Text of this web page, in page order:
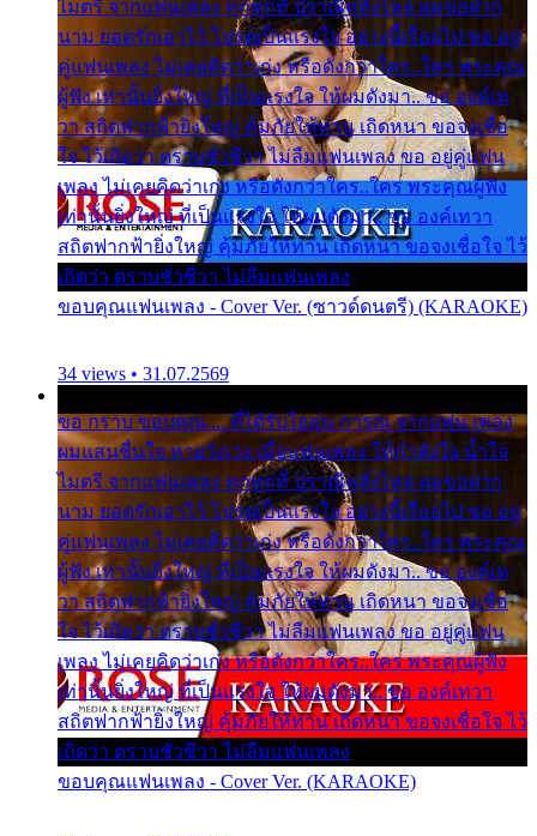
ไมตรี จากแฟนเพลง ทุกทุกที่ ปราณีหลั่งไหล ผมขอฝาก
นาม ยอดรักเอาไว้ โปรดเป็นแรงใจ อย่างนี้เรื่อยไป ขอ อยู่
คู่แฟนเพลง ไม่เคยคิดว่าเก่ง หรือดังกว่าใคร..ใคร พระคุณ
ผู้ฟัง เท่านั้นยิ่งใหญ่ ที่เป็นแรงใจ ให้ผมดังมา.. ขอ องค์เท
วา สถิตฟากฟ้ายิ่งใหญ่ คุ้มภัยให้ท่าน เถิดหนา ขอจงเชื่อ
ใจ ไว้เถิดว่า ตราบชั่วชีวา ไม่ลืมแฟนเพลง ขอ อยู่คู่แฟน
เพลง ไม่เคยคิดว่าเก่ง หรือดังกว่าใคร..ใคร พระคุณผู้ฟัง
เท่านั้นยิ่งใหญ่ ที่เป็นแรงใจ ให้ผมดังมา.. ขอ องค์เทวา
สถิตฟากฟ้ายิ่งใหญ่ คุ้มภัยให้ท่าน เถิดหนา ขอจงเชื่อใจ ไว้
เถิดว่า ตราบชั่วชีวา ไม่ลืมแฟนเพลง
ขอบคุณแฟนเพลง - Cover Ver. (ซาวด์ดนตรี) (KARAOKE)
34 views • 31.07.2569
ขอ กราบ ขอบคุณ.... ที่ได้รับไออุ่น การุณ จากแฟน เพลง
ผมแสนชื่นใจ หายวังเวง เมื่อแฟนเพลง ให้กำลังใจ น้ำใจ
ไมตรี จากแฟนเพลง ทุกทุกที่ ปราณีหลั่งไหล ผมขอฝาก
นาม ยอดรักเอาไว้ โปรดเป็นแรงใจ อย่างนี้เรื่อยไป ขอ อยู่
คู่แฟนเพลง ไม่เคยคิดว่าเก่ง หรือดังกว่าใคร..ใคร พระคุณ
ผู้ฟัง เท่านั้นยิ่งใหญ่ ที่เป็นแรงใจ ให้ผมดังมา.. ขอ องค์เท
วา สถิตฟากฟ้ายิ่งใหญ่ คุ้มภัยให้ท่าน เถิดหนา ขอจงเชื่อ
ใจ ไว้เถิดว่า ตราบชั่วชีวา ไม่ลืมแฟนเพลง ขอ อยู่คู่แฟน
เพลง ไม่เคยคิดว่าเก่ง หรือดังกว่าใคร..ใคร พระคุณผู้ฟัง
เท่านั้นยิ่งใหญ่ ที่เป็นแรงใจ ให้ผมดังมา.. ขอ องค์เทวา
สถิตฟากฟ้ายิ่งใหญ่ คุ้มภัยให้ท่าน เถิดหนา ขอจงเชื่อใจ ไว้
เถิดว่า ตราบชั่วชีวา ไม่ลืมแฟนเพลง
ขอบคุณแฟนเพลง - Cover Ver. (KARAOKE)